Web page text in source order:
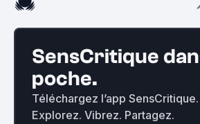
SensCritique
poche.
Téléchargez l’app SensCritique.
Explorez. Vibrez. Partagez.